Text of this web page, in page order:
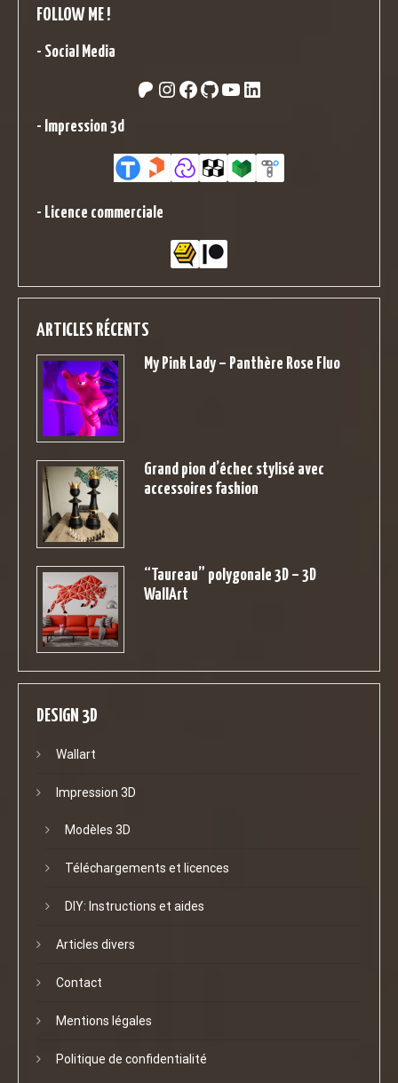
FOLLOW ME !
- Social Media
Patreon
Instagram
Facebook
GitHub
YouTube
LinkedIn
- Impression 3d
- Licence commerciale
ARTICLES RÉCENTS
My Pink Lady – Panthère Rose Fluo
Grand pion d’échec stylisé avec
accessoires fashion
“Taureau” polygonale 3D – 3D
WallArt
DESIGN 3D
Wallart
Impression 3D
Modèles 3D
Téléchargements et licences
DIY: Instructions et aides
Articles divers
Contact
Mentions légales
Politique de confidentialité